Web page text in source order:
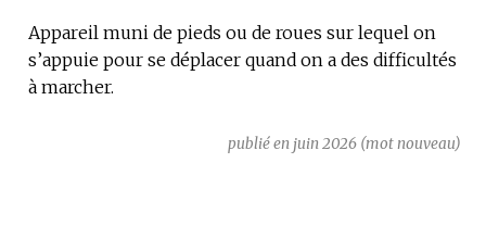
Appareil muni de pieds ou de roues sur lequel on
s’appuie pour se déplacer quand on a des difficultés
à marcher.
publié en juin 2026 (mot nouveau)